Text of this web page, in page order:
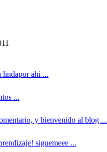
lindapor ahi ...
...
y bienvenido al blog ...
siguemeee ...